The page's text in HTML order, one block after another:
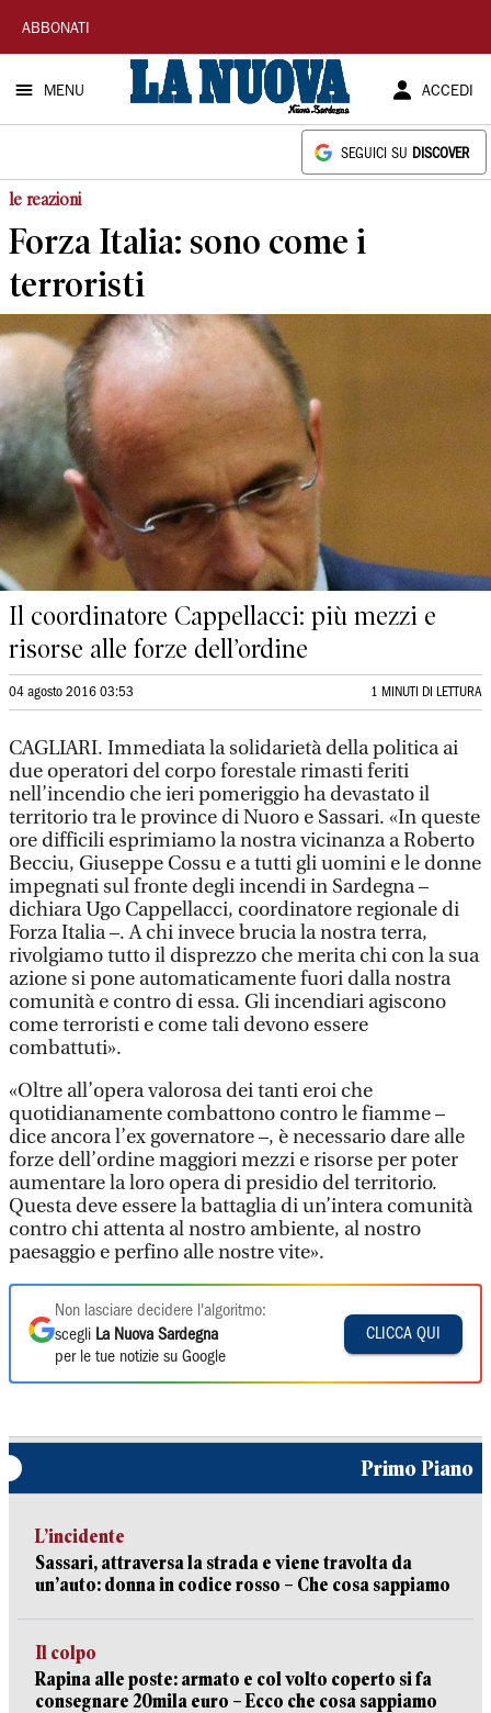
La
Nuova
Sardegna
ABBONATI
MENU ACCEDI
SEGUICI SU DISCOVER
le reazioni
Forza Italia: sono come i
terroristi
Il coordinatore Cappellacci: più mezzi e
risorse alle forze dell’ordine
04 agosto 2016 03:53 1 MINUTI DI LETTURA
CAGLIARI. Immediata la solidarietà della politica ai
due operatori del corpo forestale rimasti feriti
nell’incendio che ieri pomeriggio ha devastato il
territorio tra le province di Nuoro e Sassari. «In queste
ore difficili esprimiamo la nostra vicinanza a Roberto
Becciu, Giuseppe Cossu e a tutti gli uomini e le donne
impegnati sul fronte degli incendi in Sardegna –
dichiara Ugo Cappellacci, coordinatore regionale di
Forza Italia –. A chi invece brucia la nostra terra,
rivolgiamo tutto il disprezzo che merita chi con la sua
azione si pone automaticamente fuori dalla nostra
comunità e contro di essa. Gli incendiari agiscono
come terroristi e come tali devono essere
combattuti».
«Oltre all’opera valorosa dei tanti eroi che
quotidianamente combattono contro le fiamme –
dice ancora l’ex governatore –, è necessario dare alle
forze dell’ordine maggiori mezzi e risorse per poter
aumentare la loro opera di presidio del territorio.
Questa deve essere la battaglia di un’intera comunità
contro chi attenta al nostro ambiente, al nostro
paesaggio e perfino alle nostre vite».
Non lasciare decidere l'algoritmo:
scegli La Nuova Sardegna
per le tue notizie su Google
CLICCA QUI
Primo Piano
L’incidente
Sassari, attraversa la strada e viene travolta da
un’auto: donna in codice rosso – Che cosa sappiamo
Il colpo
Rapina alle poste: armato e col volto coperto si fa
consegnare 20mila euro – Ecco che cosa sappiamo